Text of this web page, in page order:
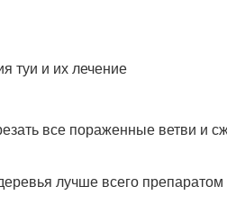
все пораженные ветви и
лучше всего